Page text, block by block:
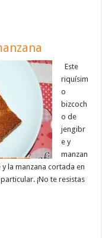
Este
riquísim
o
bizcoch
o de
jengibr
e y
manzan
la manzana cortada en
¡No te resistas